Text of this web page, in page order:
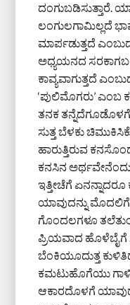
ದಂಗುಬಡಿಸುತ್ತಾರೆ.
ಲಂಗುಲಗಾಮಿಲ್ಲದೆ
ಮಾರ್ಪಡುತ್ತದೆ
ಅಧ್ಯಯನದ
ಕಾವ್ಯವಾಗುತ್ತದೆ
‘ಪುಲಿಮೊಗರು’
ತನಕ
ಸುತ್ತ ಬೆಳಕು
ಹಾರುತ್ತಿರುವ
ಕನಸಿನ
ಇತ್ತೀಚೆಗೆ ಏನನ್ನಾದರೂ
ಯಾವುದನ್ನು ಮೊದಲಿಗೆ
ಗೊಂದಲಗಳೂ
ಪ್ರಿಯವಾದ ಹೊಳೆಬೈಗೆ
ಬೆಂಕಿಯೂದುತ್ತ
ಕಮಟುಹೊಗೆಯು
ಆಕಾರದೊಳಗೆ